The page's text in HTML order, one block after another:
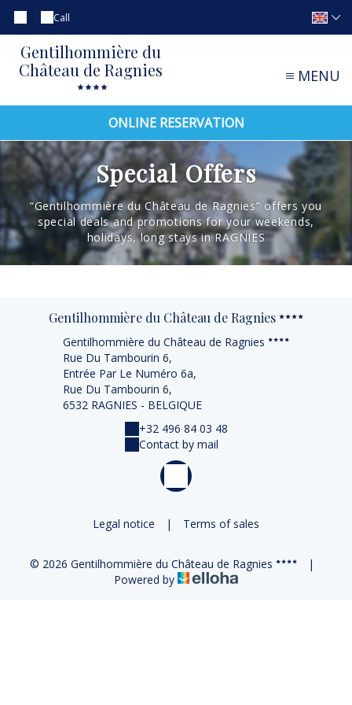
Call
Gentilhommière du
Château de Ragnies
MENU
ONLINE RESERVATION
Special Offers
“Gentilhommière du Château de Ragnies” offers you
special deals and promotions for your weekends,
holidays, long stays in RAGNIES
Gentilhommière du Château de Ragnies
Gentilhommière du Château de Ragnies
Rue Du Tambourin 6,
Entrée Par Le Numéro 6a,
Rue Du Tambourin 6,
6532 RAGNIES - BELGIQUE
+32 496 84 03 48
Contact by mail
Legal notice | Terms of sales
© 2026 Gentilhommière du Château de Ragnies
|
Powered by